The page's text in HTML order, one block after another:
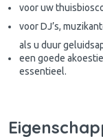
voor uw
voor DJ’s,
als u duur
een goede
essentieel.